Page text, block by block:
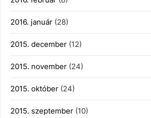
2016. január (28)
2015. december (12)
2015. november (24)
2015. október (24)
2015. szeptember (10)